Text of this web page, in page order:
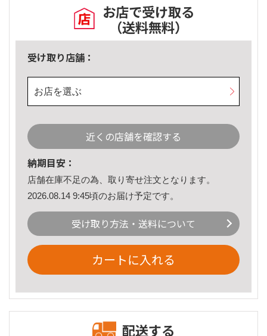
お店で受け取る
（送料無料）
受け取り店舗：
お店を選ぶ
近くの店舗を確認する
納期目安：
店舗在庫不足の為、取り寄せ注文となります。
2026.08.14 9:45頃のお届け予定です。
受け取り方法・送料について
カートに入れる
配送する